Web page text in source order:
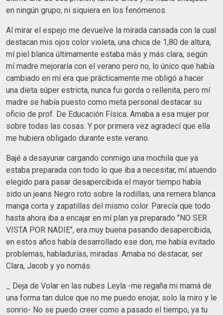
en ningún grupo, ni siquiera en los fenómenos.
Al mirar el espejo me devuelve la mirada cansada con la cual
destacan mis ojos color violeta, una chica de 1,80 de altura,
mí piel blanca últimamente estaba más y más clara, según
mí madre mejoraría con el verano pero no, lo único que había
cambiado en mí era que prácticamente me obligó a hacer
una dieta súper estricta, nunca fui gorda o rellenita, pero mí
madre se había puesto como meta personal destacar su
oficio de prof. De Educación Física. Amaba a esa mujer por
sobre todas las cosas. Y por primera vez agradecí que ella
me hubiera obligado durante este verano.
Bajé a desayunar cargando conmigo una mochila que ya
estaba preparada con todo lo que iba a necesitar, mí atuendo
elegido para pasar desapercibida el mayor tiempo había
sido un jeans Negro roto sobre la rodillas, una remera blanca
manga corta y zapatillas del mismo color. Parecía que todo
hasta ahora iba a encajar en mí plan ya preparado "NO SER
VISTA POR NADIE", era muy buena pasando desapercibida,
en estos años había desarrollado ese don, me había evitado
problemas, habladurías, miradas. Amaba no destacar, ser
Clara, Jacob y yo nomás.
_ Deja de Volar en las nubes Leyla -me regaña mi mamá de
una forma tan dulce que no me puedo enojar, solo la miro y le
sonrio- No se puedo creer como a pasado el tiempo, ya tu